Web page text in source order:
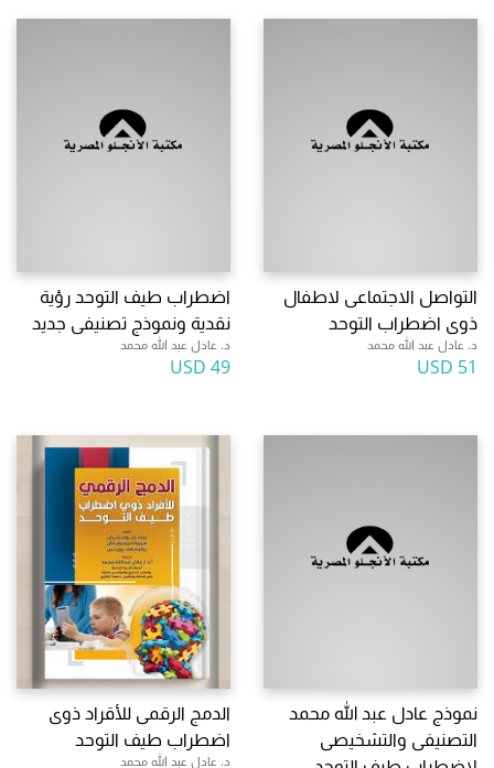
التواصل الاجتماعى لاطفال
ذوى اضطراب التوحد
د. عادل عبد الله محمد
51 USD
اضطراب طيف التوحد رؤية
نقدية ونموذج تصنيفى جديد
د. عادل عبد الله محمد
49 USD
نموذج عادل عبد الله محمد
التصنيفى والتشخيصى
الدمج الرقمى للأقراد ذوى
اضطراب طيف التوحد
د. عادل عبد الله محمد